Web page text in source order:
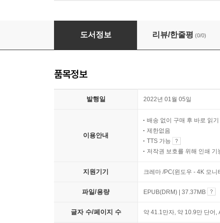
오늘날 마르크스주의의 의미
도서정보 리뷰/한줄평 (0/0)
품목정보
발행일 2022년 01월 05일
이용안내
배송 없이 구매 후 바로 읽기
제한없음
TTS 가능
저작권 보호를 위해 인쇄 기
지원기기 크레마 /PC(윈도우 - 4K 모
파일/용량 EPUB(DRM) | 37.37MB
글자 수/페이지 수 약 41.1만자, 약 10.9만 단어